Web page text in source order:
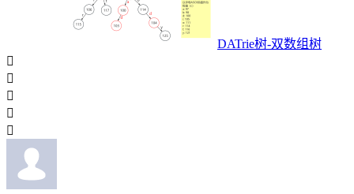
DATrie树-双数组树




